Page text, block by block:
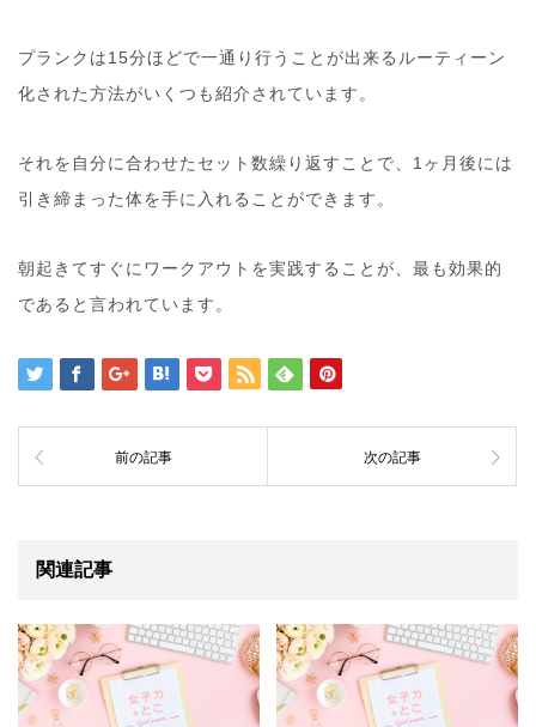
プランクは15分ほどで一通り行うことが出来るルーティーン
化された方法がいくつも紹介されています。
それを自分に合わせたセット数繰り返すことで、1ヶ月後には
引き締まった体を手に入れることができます。
朝起きてすぐにワークアウトを実践することが、最も効果的
であると言われています。
前の記事 次の記事
関連記事